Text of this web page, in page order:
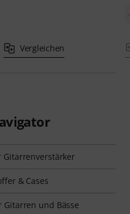
Vergleichen
Gitarrenverstärker
& Cases
Gitarren und Bässe